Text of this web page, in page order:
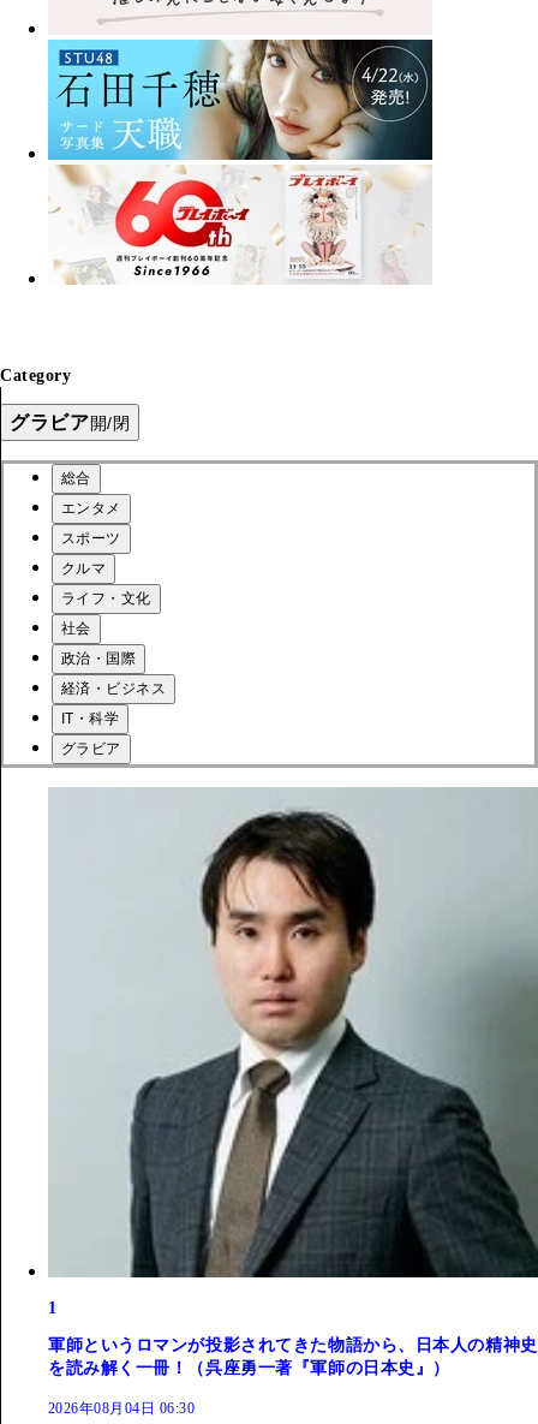
Category
グラビア開/閉
総合
エンタメ
スポーツ
クルマ
ライフ・文化
社会
政治・国際
経済・ビジネス
IT・科学
グラビア
1
軍師というロマンが投影されてきた物語から、日本人の精神史
を読み解く一冊！（呉座勇一著『軍師の日本史』）
2026年08月04日 06:30